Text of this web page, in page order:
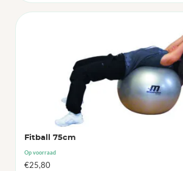
Fitball 75cm
Op voorraad
€25,80